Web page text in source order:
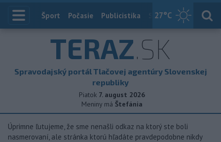
27°C
Index
Šport Počasie Publicistika Slovensko
TERAZ.SK
Spravodajský portál Tlačovej agentúry Slovenskej
republiky
Piatok 7. august 2026
Meniny má Štefánia
Úprimne ľutujeme, že sme nenašli odkaz na ktorý ste boli
nasmerovaní, ale stránka ktorú hľadáte pravdepodobne nikdy